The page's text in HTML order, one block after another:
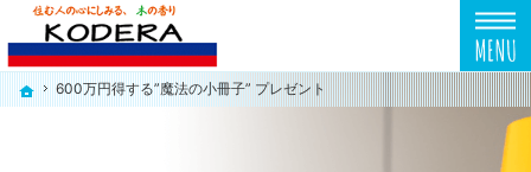
ホーム
600万円得する”魔法の小冊子” プレゼント
プロの目線からご提案。東京都東久留米市の注文住宅・新築戸建てを手がける工務店なら
東京都東久留米市の新築・注文住宅・新築戸建てを手がける工務店なら小寺工務店
ホーム
600万円得する”魔法の小冊子” プレゼント